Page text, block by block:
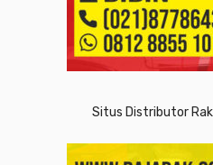
Situs Distributor Rak